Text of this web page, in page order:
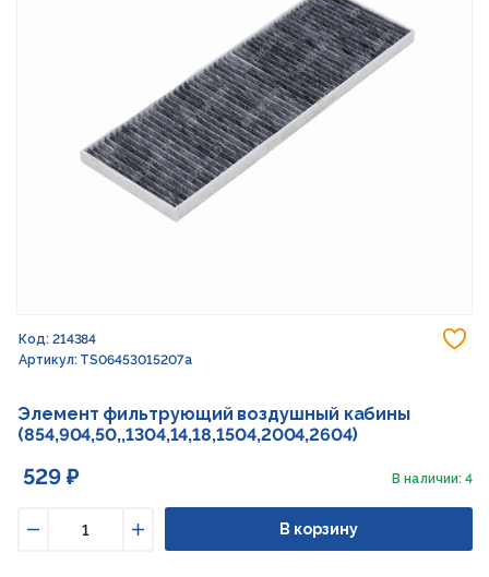
Код: 214384
Артикул: TS06453015207a
Элемент фильтрующий воздушный кабины
(854,904,50,,1304,14,18,1504,2004,2604)
529 ₽ В наличии: 4
Увеличить
В корзину